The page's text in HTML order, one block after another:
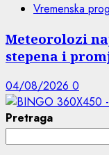
Vremenska
Meteorolozi
stepena i
04/08/2026 0
Pretraga